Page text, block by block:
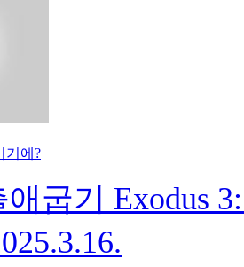
기에?
굽기 Exodus